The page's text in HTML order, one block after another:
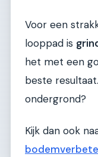
Voor een
looppad is
het met een
beste
ondergrond?
Kijk dan ook